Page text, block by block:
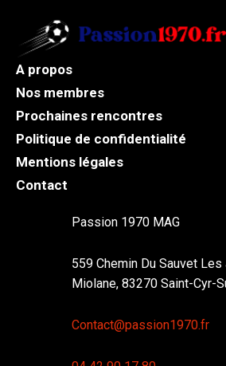
A propos
Nos membres
Prochaines rencontres
Politique de confidentialité
Mentions légales
Contact
Passion 1970 MAG
559 Chemin Du Sauvet
Miolane, 83270 Saint-Cyr-
Contact@passion1970.fr